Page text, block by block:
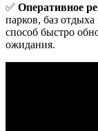
✅ Оперативное
парков, баз
способ быстро
ожидания.